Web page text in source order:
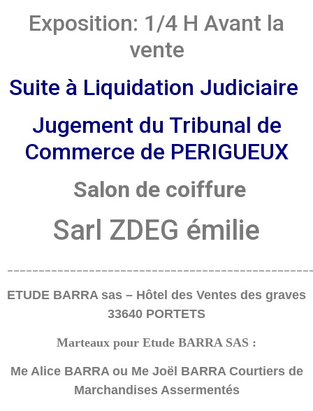
Exposition: 1/4 H Avant la
vente
Suite à Liquidation Judiciaire
Jugement du Tribunal de
Commerce de PERIGUEUX
Salon de coiffure
Sarl ZDEG émilie
ETUDE BARRA sas – Hôtel des Ventes des graves
33640 PORTETS
Marteaux pour Etude BARRA SAS :
Me Alice BARRA ou Me Joël BARRA Courtiers de
Marchandises Assermentés